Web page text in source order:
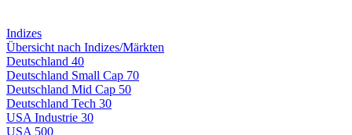
Indizes
Übersicht nach Indizes/Märkten
Deutschland 40
Deutschland Small Cap 70
Deutschland Mid Cap 50
Deutschland Tech 30
USA Industrie 30
USA 500